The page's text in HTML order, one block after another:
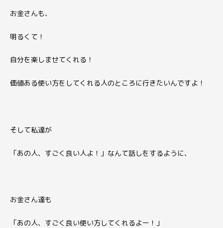
お金さんも、
明るくて！
自分を楽しませてくれる！
価値ある使い方をしてくれる人のところに行きたいんですよ！
そして私達が
「あの人、すごく良い人よ！」なんて話しをするように、
お金さん達も
「あの人、すごく良い使い方してくれるよー！」